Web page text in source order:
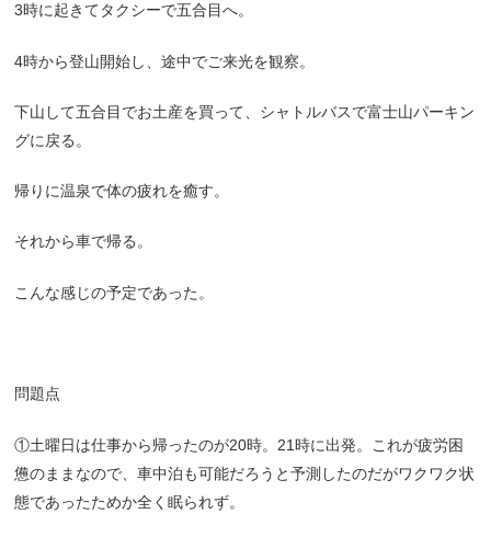
3時に起きてタクシーで五合目へ。
4時から登山開始し、途中でご来光を観察。
下山して五合目でお土産を買って、シャトルバスで富士山パーキン
グに戻る。
帰りに温泉で体の疲れを癒す。
それから車で帰る。
こんな感じの予定であった。
問題点
①土曜日は仕事から帰ったのが20時。21時に出発。これが疲労困
憊のままなので、車中泊も可能だろうと予測したのだがワクワク状
態であったためか全く眠られず。